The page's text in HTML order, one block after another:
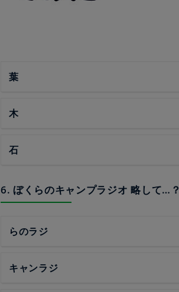
葉
木
石
6. ぼくらのキャンプラジオ 略して…？
らのラジ
キャンラジ